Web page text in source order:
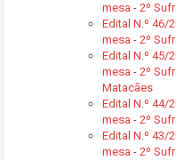
mesa - 2º
Edital N.º 46/
mesa - 2º
Edital N.º 45/
mesa - 2º
Matacães
Edital N.º 44/
mesa - 2º
Edital N.º 43/
mesa - 2º